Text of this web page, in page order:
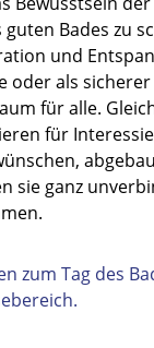
Bades zu
und
oder als
für alle.
für
sie ganz
zum Tag des